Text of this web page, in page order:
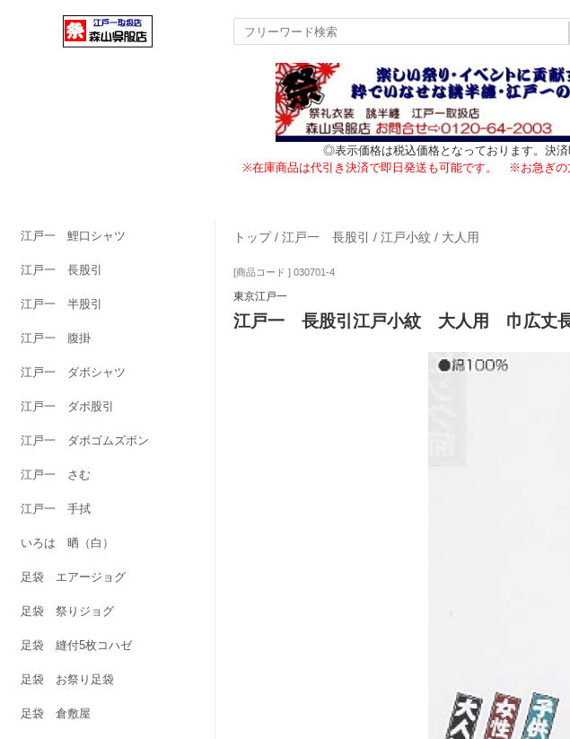
◎表示価格は税込価格となっております。決
※在庫商品は代引き決済で即日発送も可能です。 ※お急ぎ
江戸一 鯉口シャツ
江戸一 長股引
江戸一 半股引
江戸一 腹掛
江戸一 ダボシャツ
江戸一 ダボ股引
江戸一 ダボゴムズボン
江戸一 さむ
江戸一 手拭
いろは 晒（白）
足袋 エアージョグ
足袋 祭りジョグ
足袋 縫付5枚コハゼ
足袋 お祭り足袋
足袋 倉敷屋
トップ/ 江戸一 長股引 / 江戸小紋 / 大人用
[商品コード ] 030701-4
東京江戸一
江戸一 長股引江戸小紋 大人用 巾広丈